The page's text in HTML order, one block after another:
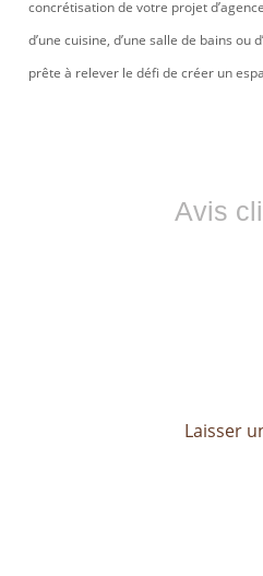
concrétisation de votre projet
d’une cuisine, d’une salle de bains ou
prête à relever le défi de créer un
Avis
Laisser